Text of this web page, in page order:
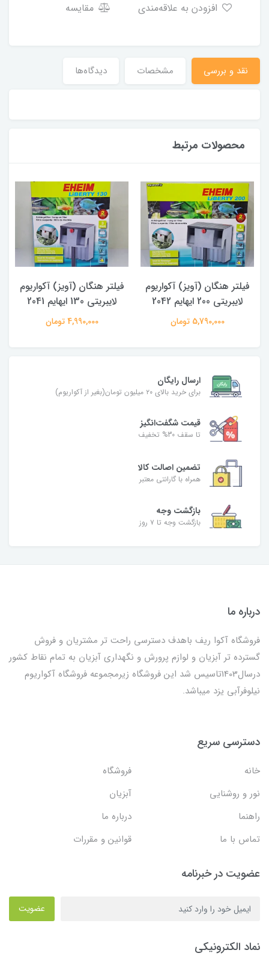
مقایسه
نقد و بررسی مشخصات دیدگاه‌ها
محصولات مرتبط
فیلتر هنگان (آویز) آکواریوم
لایبریتی 200 ایهایم 2042
5,790,000 تومان
فیلتر هنگان (آویز) آکواریوم
لایبریتی 130 ایهایم 2041
4,990,000 تومان
ارسال رایگان
برای خرید بالای ۲۰ میلیون تومان(بغیر از آکواریوم)
قیمت شگفت‌انگیز
تا سقف 30% تخفیف
تضمین اصالت کالا
همراه با گارانتی معتبر
بازگشت وجه
بازگشت وجه تا ۷ روز
درباره ما
فروشگاه آکوا ریف باهدف دسترسی راحت تر مشتریان و فروش
گسترده تر آبزیان و لوازم پرورش و نگهداری آبزیان به تمام نقاط کشور
درسال1403تاسیس شد این فروشگاه زیرمجموعه فروشگاه آکواریوم
نیلوفرآبی یزد میباشد.
دسترسی سریع
خانه
فروشگاه
نور و روشنایی
آبزیان
راهنما
درباره ما
تماس با ما
قوانین و مقررات
عضویت در خبرنامه
عضویت
نماد الکترونیکی